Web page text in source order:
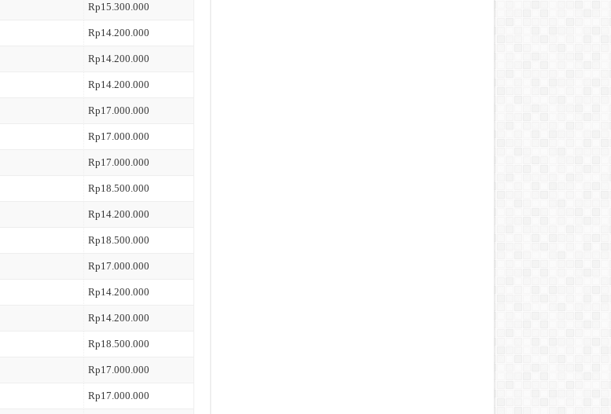
Rp15.300.000
Rp14.200.000
Rp14.200.000
Rp14.200.000
Rp17.000.000
Rp17.000.000
Rp17.000.000
Rp18.500.000
Rp14.200.000
Rp18.500.000
Rp17.000.000
Rp14.200.000
Rp14.200.000
Rp18.500.000
Rp17.000.000
Rp17.000.000